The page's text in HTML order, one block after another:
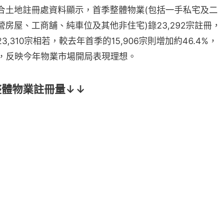
土地註冊處資料顯示，首季整體物業(包括一手私宅及二
房屋、工商舖、純車位及其他非住宅)錄23,292宗註冊，
宗相若，較去年首季的15,906宗則增加約46.4%，
反映今年物業市場開局表現理想。
物業註冊量↓↓